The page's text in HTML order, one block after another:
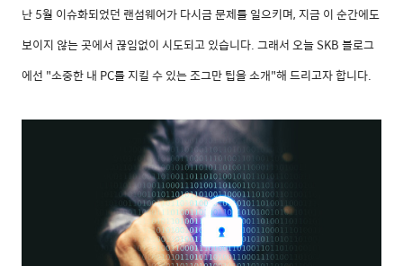
난 5월 이슈화되었던 랜섬웨어가 다시금 문제를 일으키며, 지금 이 순간에도
보이지 않는 곳에서 끊임없이 시도되고 있습니다. 그래서 오늘 SKB 블로그
에선 "소중한 내 PC를 지킬 수 있는 조그만 팁을 소개"해 드리고자 합니다.